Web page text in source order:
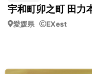
宇和町卯之町 田力
愛媛県 EXest